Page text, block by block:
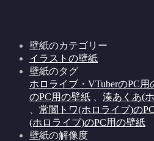
壁紙のカテゴリー
イラストの壁紙
壁紙のタグ
ホロライブ・VTuberのPC用
のPC用の壁紙
湊あくあ(
常闇トワ(ホロライブ)の
(ホロライブ)のPC用の壁紙
壁紙の解像度